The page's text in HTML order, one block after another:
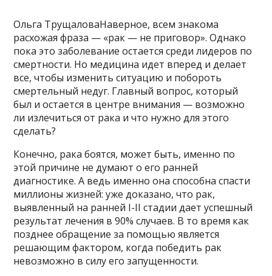
Ольга ТрущаловаНаверное, всем знакома
расхожая фраза — «рак — не приговор». Однако
пока это заболевание остается среди лидеров по
смертности. Но медицина идет вперед и делает
все, чтобы изменить ситуацию и побороть
смертельный недуг. Главный вопрос, который
был и остается в центре внимания — возможно
ли излечиться от рака и что нужно для этого
сделать?
Конечно, рака боятся, может быть, именно по
этой причине не думают о его ранней
диагностике. А ведь именно она способна спасти
миллионы жизней: уже доказано, что рак,
выявленный на ранней I-II стадии дает успешный
результат лечения в 90% случаев. В то время как
позднее обращение за помощью является
решающим фактором, когда победить рак
невозможно в силу его запущенности.